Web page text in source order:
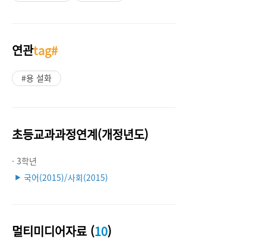
연관tag#
#용 설화
초등교과과정연계(개정년도)
· 3학년
▶ 국어(2015)/사회(2015)
멀티미디어자료 (10)